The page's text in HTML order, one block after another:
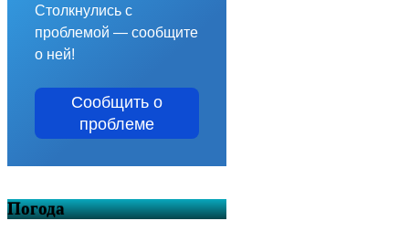
Столкнулись с
проблемой — сообщите
о ней!
Сообщить о
проблеме
Погода